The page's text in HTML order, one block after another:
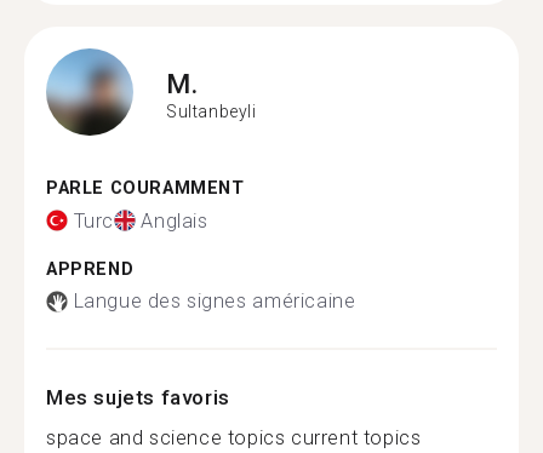
M.
Sultanbeyli
PARLE COURAMMENT
Turc Anglais
APPREND
Langue des signes américaine
Mes sujets favoris
space and science topics current topics